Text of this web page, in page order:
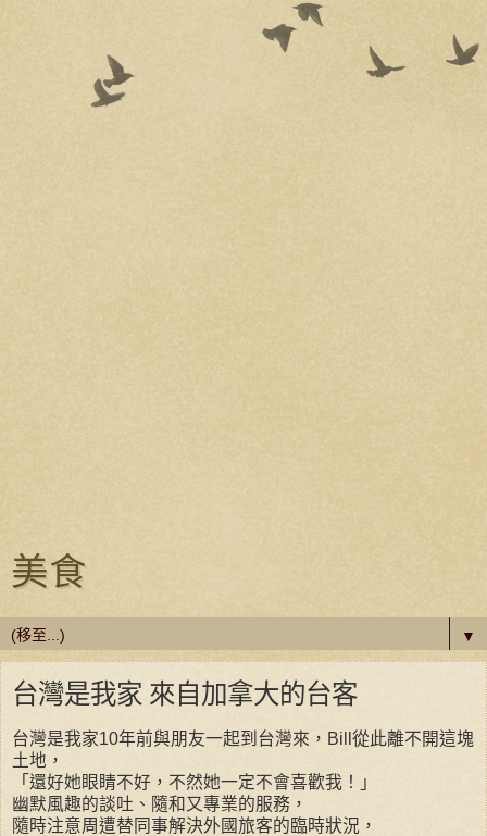
美食
▼
台灣是我家 來自加拿大的台客
台灣是我家10年前與朋友一起到台灣來，Bill從此離不開這塊
土地，
「還好她眼睛不好，不然她一定不會喜歡我！」
幽默風趣的談吐、隨和又專業的服務，
隨時注意周遭替同事解決外國旅客的臨時狀況，